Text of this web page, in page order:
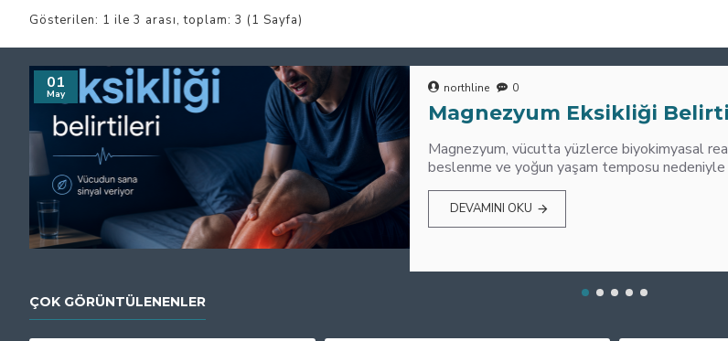
Gösterilen: 1 ile 3 arası, toplam: 3 (1 Sayfa)
01
May northline 0
Magnezyum Eksikliği
Magnezyum, vücutta yüzlerce biyokimyasal
beslenme ve yoğun yaşam temposu
DEVAMINI OKU
ÇOK GÖRÜNTÜLENENLER